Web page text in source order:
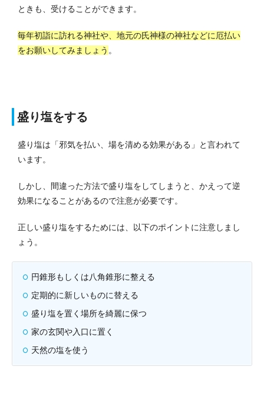
ときも、受けることができます。
毎年初詣に訪れる神社や、地元の氏神様の神社などに厄払い
をお願いしてみましょう 。
盛り塩をする
盛り塩は「邪気を払い、場を清める効果がある」と言われて
います。
しかし、間違った方法で盛り塩をしてしまうと、かえって逆
効果になることがあるので注意が必要です。
正しい盛り塩をするためには、以下のポイントに注意しまし
ょう。
円錐形もしくは八角錐形に整える
定期的に新しいものに替える
盛り塩を置く場所を綺麗に保つ
家の玄関や入口に置く
天然の塩を使う